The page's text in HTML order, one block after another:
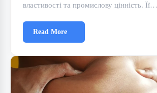
властивості та промислову цінність. Її…
Read More